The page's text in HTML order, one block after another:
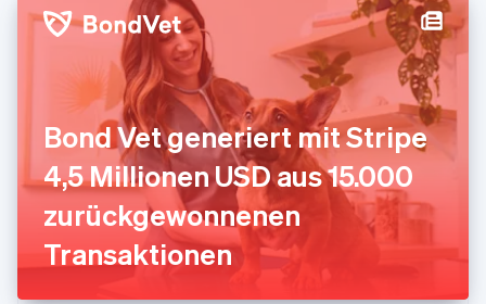
Bond Vet generiert mit Stripe
4,5 Millionen USD aus 15.000
zurückgewonnenen
Transaktionen
EnglishSvenska
Frankreich
FrançaisEnglish
Gibraltar
English
Griechenland
English
Indien
English
Irland
English